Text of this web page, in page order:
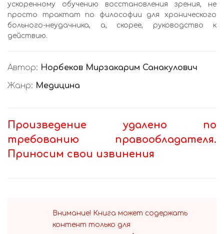
ускоренному обучению восстановления зрения, не
просто трактат по философии для хронического
больного-неудачника, а, скорее, руководство к
действию.
Автор: Норбеков Мирзакарим Санакулович
Жанр: Медицина
Произведение удалено по
требованию правообладателя.
Приносим свои извинения
Внимание! Книга может содержать
контент только для